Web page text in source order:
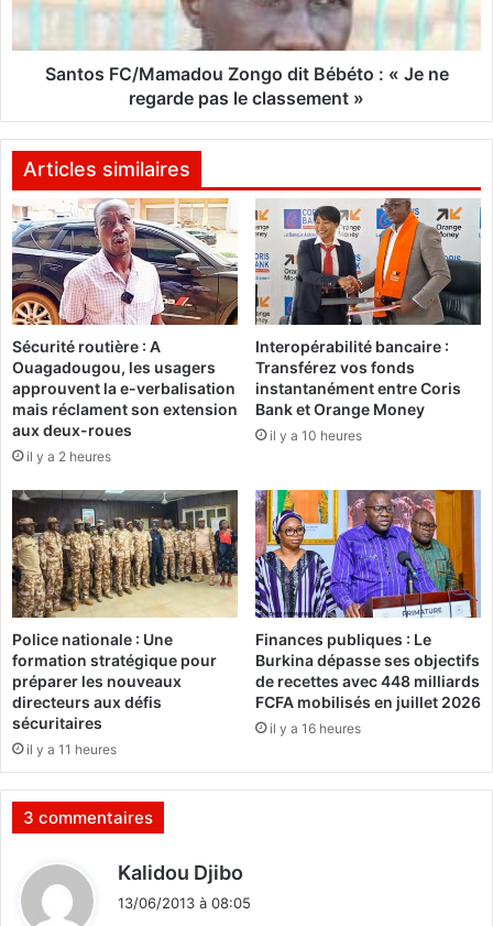
i
s
m
p
a
r
e
d
e
s
r
é
s
e
x
s
o
c
a
u
x
/
m
a
o
u
Z
o
n
g
o
d
i
t
B
é
b
é
o
:
«
J
n
r
e
g
r
e
Santos FC/Mamadou Zongo dit Bébéto : « Je ne
regarde pas le classement »
Articles similaires
Sécurité routière : A
Ouagadougou, les usagers
approuvent la e-verbalisation
mais réclament son extension
aux deux-roues
il y a 2 heures
Interopérabilité bancaire :
Transférez vos fonds
instantanément entre Coris
Bank et Orange Money
il y a 10 heures
Police nationale : Une
formation stratégique pour
préparer les nouveaux
directeurs aux défis
sécuritaires
il y a 11 heures
Finances publiques : Le
Burkina dépasse ses objectifs
de recettes avec 448 milliards
FCFA mobilisés en juillet 2026
il y a 16 heures
3 commentaires
Kalidou Djibo
13/06/2013 à 08:05